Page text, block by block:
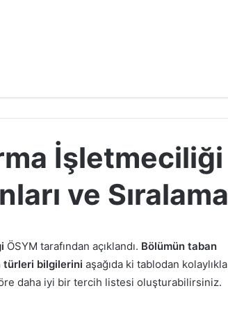
İşletmeciliği
ve Sıralama
ÖSYM tarafından açıklandı. Bölümün taban
türleri bilgilerini aşağıda ki tablodan kolaylıkla
daha iyi bir tercih listesi oluşturabilirsiniz.